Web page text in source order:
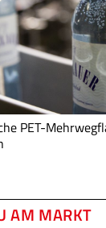
PET-
AM MARKT